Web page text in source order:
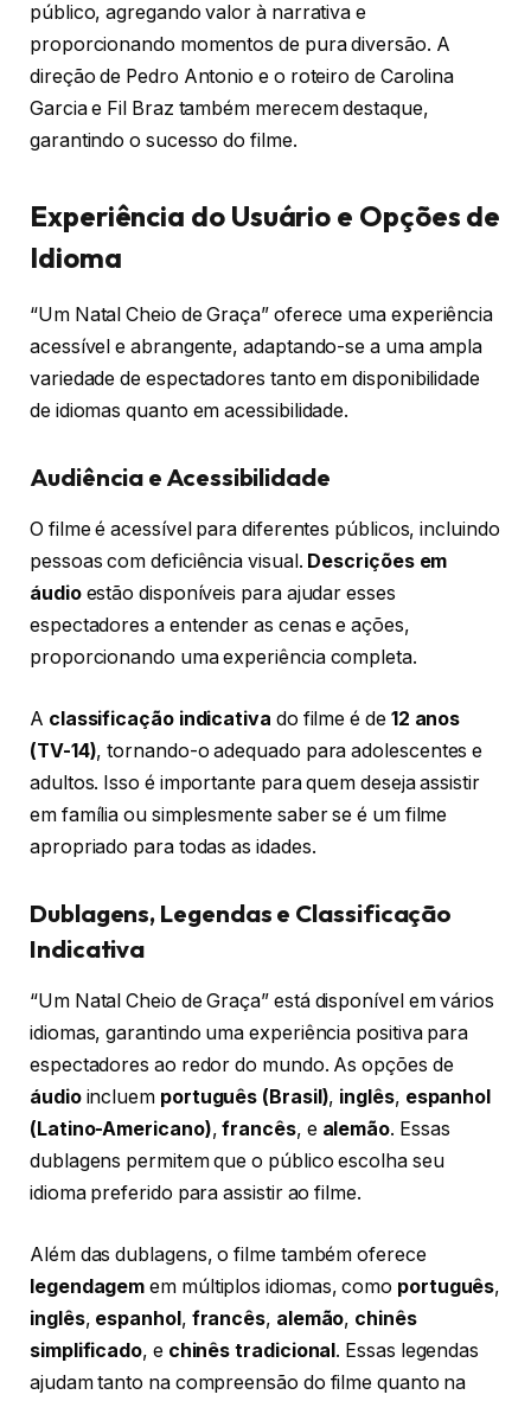
público, agregando valor à narrativa e
proporcionando momentos de pura diversão. A
direção de Pedro Antonio e o roteiro de Carolina
Garcia e Fil Braz também merecem destaque,
garantindo o sucesso do filme.
Experiência do Usuário e Opções de
Idioma
“Um Natal Cheio de Graça” oferece uma experiência
acessível e abrangente, adaptando-se a uma ampla
variedade de espectadores tanto em disponibilidade
de idiomas quanto em acessibilidade.
Audiência e Acessibilidade
O filme é acessível para diferentes públicos, incluindo
pessoas com deficiência visual. Descrições em
áudioestão disponíveis para ajudar esses
espectadores a entender as cenas e ações,
proporcionando uma experiência completa.
A classificação indicativa do filme é de 12 anos
(TV-14), tornando-o adequado para adolescentes e
adultos. Isso é importante para quem deseja assistir
em família ou simplesmente saber se é um filme
apropriado para todas as idades.
Dublagens, Legendas e Classificação
Indicativa
“Um Natal Cheio de Graça” está disponível em vários
idiomas, garantindo uma experiência positiva para
espectadores ao redor do mundo. As opções de
áudioincluem português (Brasil), inglês, espanhol
(Latino-Americano),francês, e alemão. Essas
dublagens permitem que o público escolha seu
idioma preferido para assistir ao filme.
Além das dublagens, o filme também oferece
legendagem em múltiplos idiomas, como português,
inglês, espanhol, francês, alemão, chinês
simplificado, e chinês tradicional. Essas legendas
ajudam tanto na compreensão do filme quanto na